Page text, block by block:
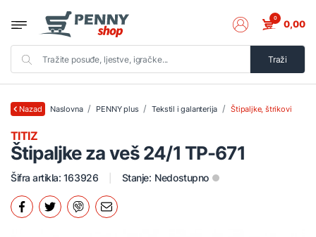
Traži
0 0,00
Nazad Naslovna PENNY plus Tekstil i galanterija Štipaljke, štrikovi
Štipaljke za veš 24/1 TP-671
TITIZ
Šifra artikla: 163926 Stanje: Nedostupno